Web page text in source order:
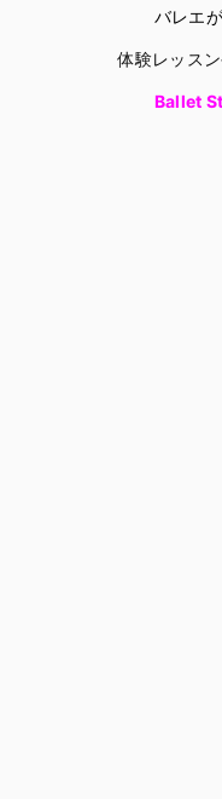
バレエ
体験レッス
Ballet